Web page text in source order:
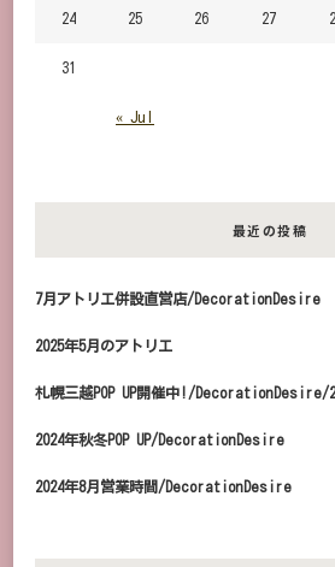
« Jul
24 25 26 27
31
最近の投稿
7月アトリエ併設直営店/DecorationDesire
2025年5月のアトリエ
札幌三越POP UP開催中!/DecorationDesire/
2024年秋冬POP UP/DecorationDesire
2024年8月営業時間/DecorationDesire